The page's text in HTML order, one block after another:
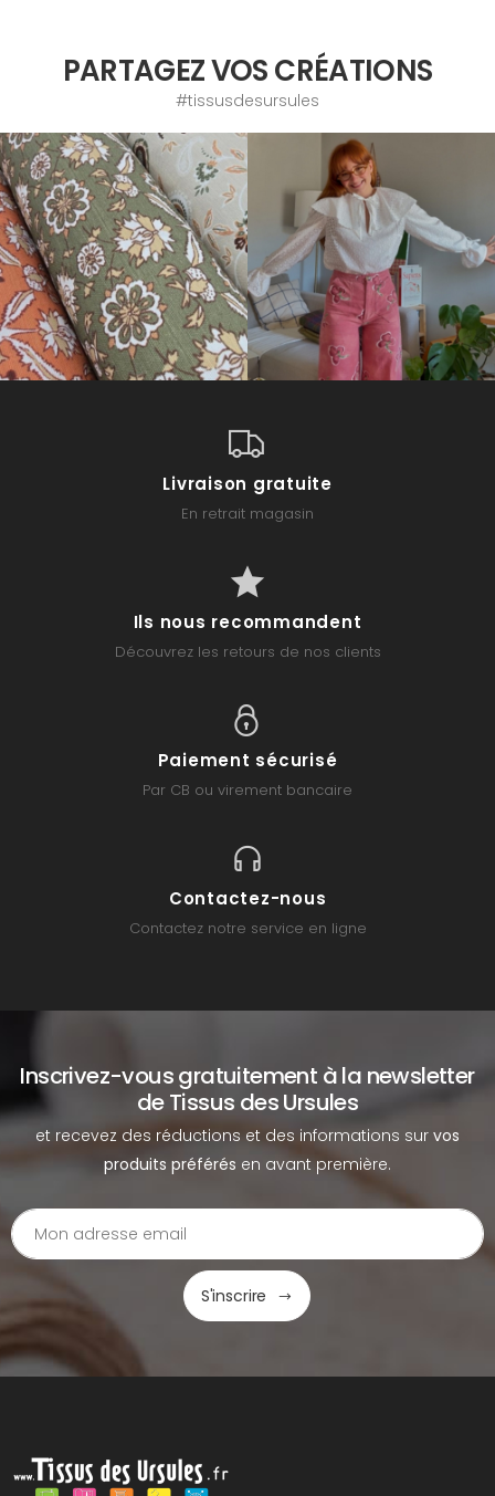
PARTAGEZ VOS CRÉATIONS
#tissusdesursules
Livraison gratuite
En retrait magasin
Ils nous recommandent
Découvrez les retours de nos clients
Paiement sécurisé
Par CB ou virement bancaire
Contactez-nous
Contactez notre service en ligne
Inscrivez-vous gratuitement à la newsletter
de Tissus des Ursules
et recevez des réductions et des informations sur vos
produits préférés en avant première.
S'inscrire